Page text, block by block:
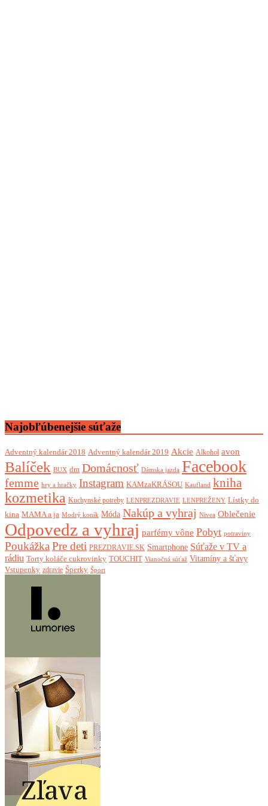
Najobľúbenejšie súťaže
Adventný kalendár 2018 Adventný kalendár 2019 Akcie Alkohol avon
Balíček BUX dm Domácnosť Dámska jazda Facebook
femme hry a hračky Instagram KAMzaKRÁSOU Kaufland kniha
kozmetika Kuchynské potreby LENPREZDRAVIE LENPREŽENY Lístky do
kina MAMA a ja Modrý koník Móda Nakúp a vyhraj Nivea Oblečenie
Odpovedz a vyhraj parfémy vône Pobyt potraviny
Poukážka Pre deti PREZDRAVIE.SK Smartphone Súťaže v TV a
rádiu Torty koláče cukrovinky TOUCHIT Vianočná súťaž Vitamíny a šťavy
Vstupenky zdravie Šperky Šport